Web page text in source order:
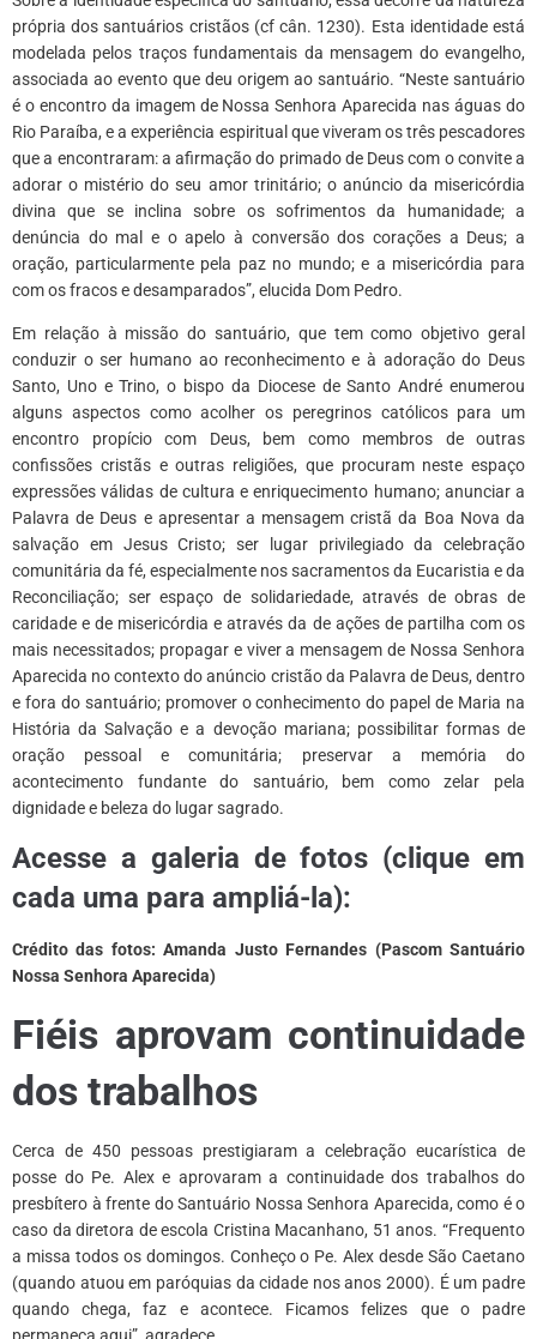
própria dos santuários cristãos (cf cân. 1230). Esta identidade está
modelada pelos traços fundamentais da mensagem do evangelho,
associada ao evento que deu origem ao santuário. “Neste santuário
é o encontro da imagem de Nossa Senhora Aparecida nas águas do
Rio Paraíba, e a experiência espiritual que viveram os três pescadores
que a encontraram: a afirmação do primado de Deus com o convite a
adorar o mistério do seu amor trinitário; o anúncio da misericórdia
divina que se inclina sobre os sofrimentos da humanidade; a
denúncia do mal e o apelo à conversão dos corações a Deus; a
oração, particularmente pela paz no mundo; e a misericórdia para
com os fracos e desamparados”, elucida Dom Pedro.
Em relação à missão do santuário, que tem como objetivo geral
conduzir o ser humano ao reconhecimento e à adoração do Deus
Santo, Uno e Trino, o bispo da Diocese de Santo André enumerou
alguns aspectos como acolher os peregrinos católicos para um
encontro propício com Deus, bem como membros de outras
confissões cristãs e outras religiões, que procuram neste espaço
expressões válidas de cultura e enriquecimento humano; anunciar a
Palavra de Deus e apresentar a mensagem cristã da Boa Nova da
salvação em Jesus Cristo; ser lugar privilegiado da celebração
comunitária da fé, especialmente nos sacramentos da Eucaristia e da
Reconciliação; ser espaço de solidariedade, através de obras de
caridade e de misericórdia e através da de ações de partilha com os
mais necessitados; propagar e viver a mensagem de Nossa Senhora
Aparecida no contexto do anúncio cristão da Palavra de Deus, dentro
e fora do santuário; promover o conhecimento do papel de Maria na
História da Salvação e a devoção mariana; possibilitar formas de
oração pessoal e comunitária; preservar a memória do
acontecimento fundante do santuário, bem como zelar pela
dignidade e beleza do lugar sagrado.
Acesse a galeria de fotos (clique em
cada uma para ampliá-la):
Crédito das fotos: Amanda Justo Fernandes (Pascom Santuário
Nossa Senhora Aparecida)
Fiéis aprovam continuidade
dos trabalhos
Cerca de 450 pessoas prestigiaram a celebração eucarística de
posse do Pe. Alex e aprovaram a continuidade dos trabalhos do
presbítero à frente do Santuário Nossa Senhora Aparecida, como é o
caso da diretora de escola Cristina Macanhano, 51 anos. “Frequento
a missa todos os domingos. Conheço o Pe. Alex desde São Caetano
(quando atuou em paróquias da cidade nos anos 2000). É um padre
quando chega, faz e acontece. Ficamos felizes que o padre
permaneça aqui”, agradece.